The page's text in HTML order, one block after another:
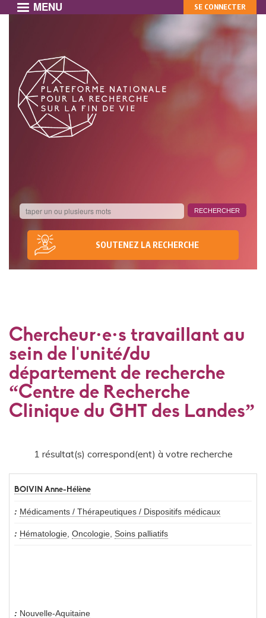
principal
MENU
SOUTENEZ LA RECHERCHE
MON
COMPTE
SE CONNECTER
Chercheur·e·s travaillant au
sein de l'unité/du
département de recherche
“Centre de Recherche
Clinique du GHT des Landes”
1 résultat(s) correspond(ent) à votre recherche
BOIVIN Anne-Hélène
Médicaments / Thérapeutiques / Dispositifs médicaux
Hématologie, Oncologie, Soins palliatifs
Nouvelle-Aquitaine